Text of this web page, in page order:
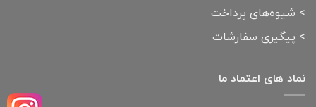
> شیوه‌های پرداخت
> پیگیری سفارشات
نماد های اعتماد ما